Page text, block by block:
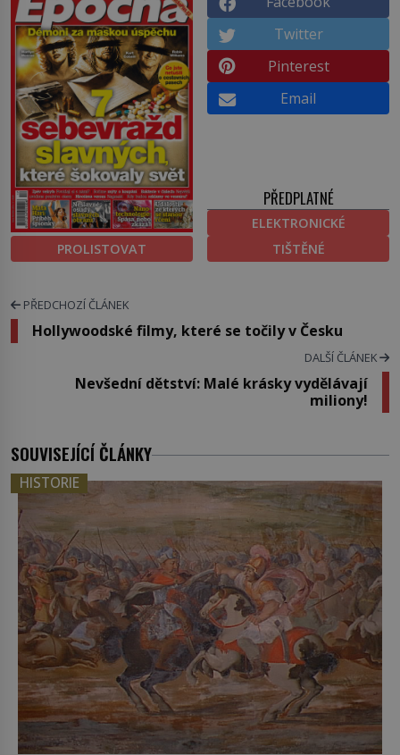
PROLISTOVAT
Twitter
Pinterest
Email
PŘEDPLATNÉ
ELEKTRONICKÉ
TIŠTĚNÉ
PŘEDCHOZÍ ČLÁNEK
Hollywoodské filmy, které se točily v Česku
DALŠÍ ČLÁNEK
Nevšední dětství: Malé krásky vydělávají
miliony!
SOUVISEJÍCÍ ČLÁNKY
HISTORIE